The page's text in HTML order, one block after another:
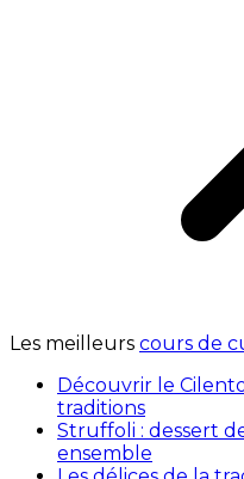
Les meilleurs cours de
Découvrir le
traditions
Struffoli : dessert
ensemble